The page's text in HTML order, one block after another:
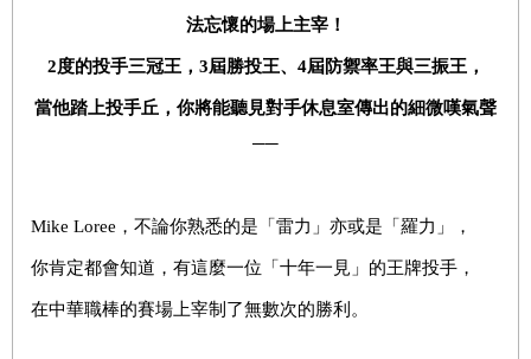
法忘懷的場上主宰！
2度的投手三冠王，3屆勝投王、4屆防禦率王與三振王，
當他踏上投手丘，你將能聽見對手休息室傳出的細微嘆氣聲
──
Mike Loree ，不論你熟悉的是「雷力」亦或是「羅力」，
你肯定都會知道，有這麼一位「十年一見」的王牌投手，
在中華職棒的賽場上宰制了無數次的勝利。